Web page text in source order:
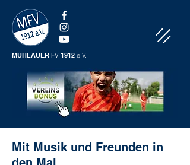
MÜHLAUER FV 1912 e.V.
Mit Musik und Freunden in